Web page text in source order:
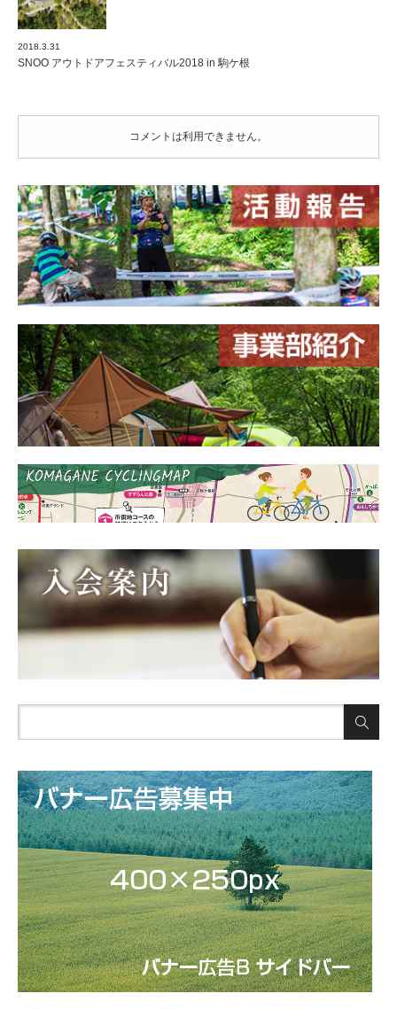
2018.3.31
SNOO アウトドアフェスティバル2018 in 駒ケ根
コメントは利用できません。